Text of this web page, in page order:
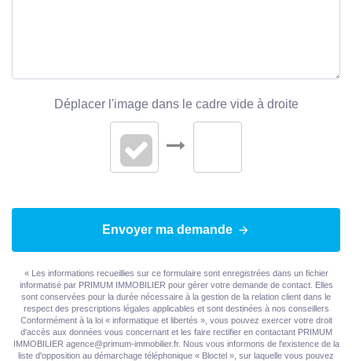
Déplacer l'image dans le cadre vide à droite
Envoyer ma demande
« Les informations recueillies sur ce formulaire sont enregistrées dans un fichier
informatisé par PRIMUM IMMOBILIER pour gérer votre demande de contact. Elles
sont conservées pour la durée nécessaire à la gestion de la relation client dans le
respect des prescriptions légales applicables et sont destinées à nos conseillers
Conformément à la loi « informatique et libertés », vous pouvez exercer votre droit
d'accès aux données vous concernant et les faire rectifier en contactant PRIMUM
IMMOBILIER agence@primum-immobilier.fr. Nous vous informons de l'existence de la
liste d'opposition au démarchage téléphonique « Bloctel », sur laquelle vous pouvez